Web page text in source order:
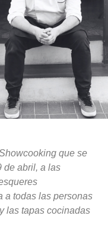
que se
de abril, a las
a todas las personas
las tapas cocinadas